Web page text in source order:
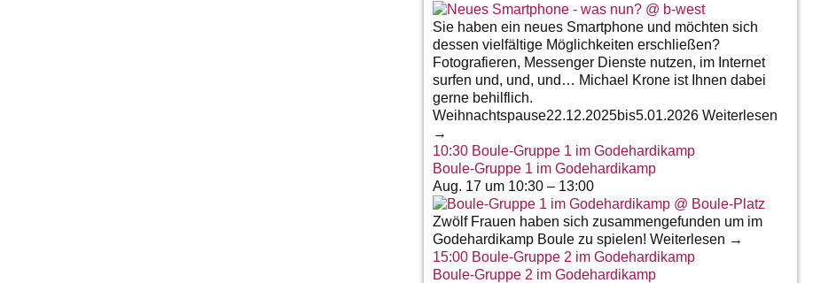
Sie haben ein neues Smartphone und möchten sich
dessen vielfältige Möglichkeiten erschließen?
Fotografieren, Messenger Dienste nutzen, im Internet
surfen und, und, und… Michael Krone ist Ihnen dabei
gerne behilflich.
Weihnachtspause22.12.2025bis5.01.2026 Weiterlesen
→
10:30 Boule-Gruppe 1 im Godehardikamp
Boule-Gruppe 1 im Godehardikamp
Aug. 17 um 10:30 – 13:00
Zwölf Frauen haben sich zusammengefunden um im
Godehardikamp Boule zu spielen! Weiterlesen →
15:00 Boule-Gruppe 2 im Godehardikamp
Boule-Gruppe 2 im Godehardikamp